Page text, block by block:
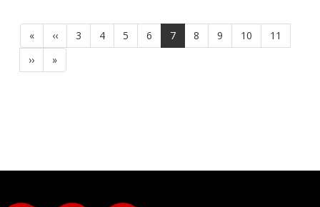
Prima
pagina
«
Pagina
precedente
‹‹ Page
3 Page
4 Page
5 Page
6
Pagina
attuale
7 Page
8 Page
9 Page
10 Page
11
Pagina
successiva
››
Ultima
pagina
»